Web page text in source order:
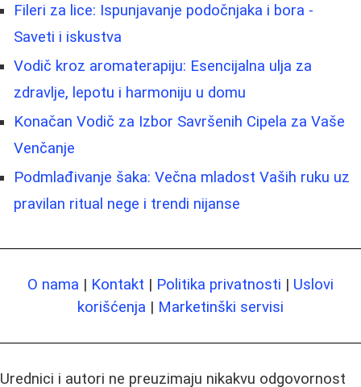
Fileri za lice: Ispunjavanje podočnjaka i bora -
Saveti i iskustva
Vodič kroz aromaterapiju: Esencijalna ulja za
zdravlje, lepotu i harmoniju u domu
Konačan Vodič za Izbor Savršenih Cipela za Vaše
Venčanje
Podmlađivanje šaka: Večna mladost Vaših ruku uz
pravilan ritual nege i trendi nijanse
O nama | Kontakt | Politika privatnosti | Uslovi
korišćenja | Marketinški servisi
Urednici i autori ne preuzimaju nikakvu odgovornost